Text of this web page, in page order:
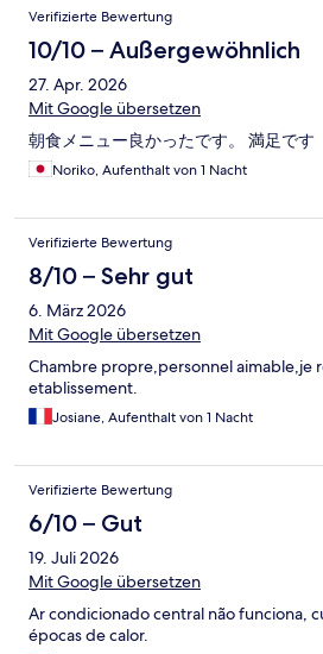
Verifizierte Bewertung
10/10 – Außergewöhnlich
27. Apr. 2026
Mit Google übersetzen
朝食メニュー良かったです。 満足です
Noriko, Aufenthalt von 1 Nacht
Verifizierte Bewertung
8/10 – Sehr gut
6. März 2026
Mit Google übersetzen
Chambre propre,personnel aimable,je
etablissement.
Josiane, Aufenthalt von 1 Nacht
Verifizierte Bewertung
6/10 – Gut
19. Juli 2026
Mit Google übersetzen
Ar condicionado central não funciona,
épocas de calor.